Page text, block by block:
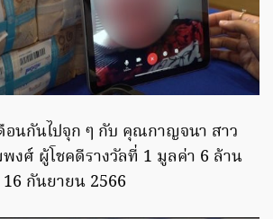
อนกันไปจุก ๆ กับ คุณกาญจนา สาว
งศ์ ผู้โชคดีรางวัลที่ 1 มูลค่า 6 ล้าน
กันยายน 2566